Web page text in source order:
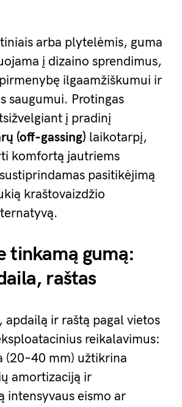
arba plytelėmis, guma
į dizaino sprendimus,
ilgaamžiškumui ir
saugumui. Protingas
į pradinį
(off‑gassing) laikotarpį,
komfortą jautriems
pasitikėjimą
kraštovaizdžio
tinkamą gumą:
raštas
apdailą ir raštą pagal vietos
reikalavimus:
(20–40 mm) užtikrina
amortizaciją ir
intensyvaus eismo ar